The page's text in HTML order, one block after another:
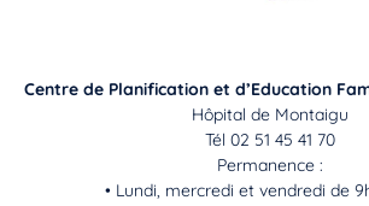
Centre de Planification et d’Education
Hôpital de Montaigu
Tél 02 51 45 41 70
Permanence :
• Lundi, mercredi et vendredi de